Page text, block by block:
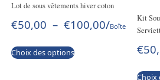
Lot de sous vêtements hiver coton
€50,00 – €100,00/Boîte
Choix des options
Kit
€
Choix